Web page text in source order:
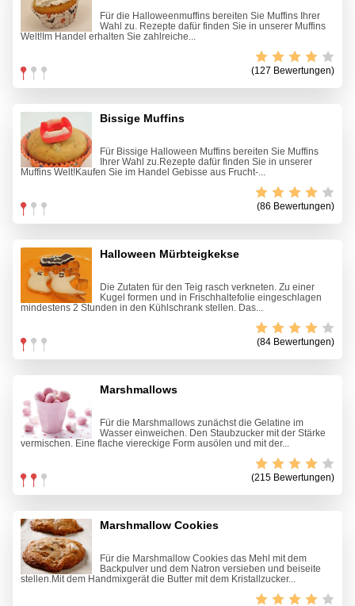
Für die Halloweenmuffins bereiten Sie Muffins Ihrer
Wahl zu. Rezepte dafür finden Sie in unserer Muffins
Welt!Im Handel erhalten Sie zahlreiche...
(127 Bewertungen)
Bissige Muffins
Für Bissige Halloween Muffins bereiten Sie Muffins
Ihrer Wahl zu.Rezepte dafür finden Sie in unserer
Muffins Welt!Kaufen Sie im Handel Gebisse aus Frucht-...
(86 Bewertungen)
Halloween Mürbteigkekse
Die Zutaten für den Teig rasch verkneten. Zu einer
Kugel formen und in Frischhaltefolie eingeschlagen
mindestens 2 Stunden in den Kühlschrank stellen. Das...
(84 Bewertungen)
Marshmallows
Für die Marshmallows zunächst die Gelatine im
Wasser einweichen. Den Staubzucker mit der Stärke
vermischen. Eine flache viereckige Form ausölen und mit der...
(215 Bewertungen)
Marshmallow Cookies
Für die Marshmallow Cookies das Mehl mit dem
Backpulver und dem Natron versieben und beiseite
stellen.Mit dem Handmixgerät die Butter mit dem Kristallzucker...